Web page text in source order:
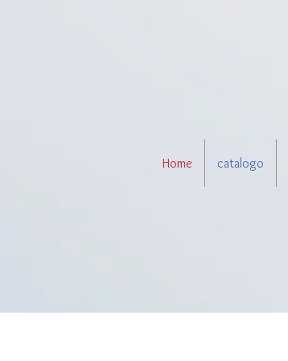
Home catalogo